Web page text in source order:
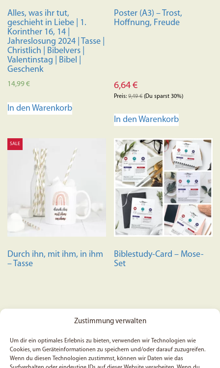
Zustimmung verwalten
Um dir ein optimales Erlebnis zu bieten, verwenden wir Technologien wie
Cookies, um Geräteinformationen zu speichern und/oder darauf zuzugreifen.
Wenn du diesen Technologien zustimmst, können wir Daten wie das
Alles, was ihr tut,
geschieht in Liebe | 1.
Korinther 16, 14 |
Jahreslosung 2024 | Tasse |
Christlich | Bibelvers |
Valentinstag | Bibel |
Geschenk
14,99€
In den Warenkorb
Poster (A3) – Trost,
Hoffnung, Freude
6,64€
Preis:9,49€(Du sparst 30%)
In den Warenkorb
SALE
Durch ihn, mit ihm, in ihm
– Tasse
Preis: 14,99 (Du sparst 25%)
In den Warenkorb
Biblestudy-Card – Mose-
Set
ab3,49€
Ausführung wählen
Dieses
Produkt
weist